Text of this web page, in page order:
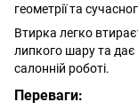
геометрії та
Втирка легко
липкого шару та дає
салонній роботі.
Переваги: